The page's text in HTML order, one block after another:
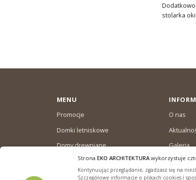
stolarka
MENU
Promocje
Domki letniskowe
Domy drewniane
Domki ogrodowe
O nas
Galeria
Warunki
Polityka
Strona EKO ARCHITEKTURAwykorzystuje
Kontynuując przeglądanie, zgadzasz się na
Szczegółowe informacje o plikach cookies i